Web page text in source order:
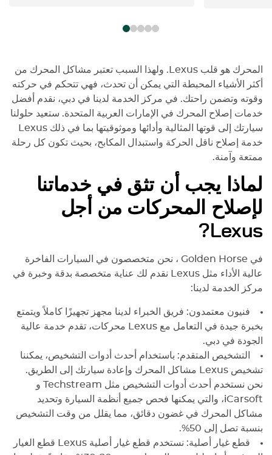
findings. • Staff were transparent,
report. • Honest, reliable, and
genuinely looking out for your
best interests—you can trust
them 100%. • Highly recommend
for anyone who wants peace of
mind before buying or servicing a
high-end vehicle.
المحرك هو قلب Lexus . ولهذا السبب تعتبر مشاكل المحرك من
أكثر الأشياء المحبطة التي يمكن أن تحدث، فهي تتحكم في حركته
وقوته وتضمن راحتك. في مركز الخدمة لدينا في دبي، نقدم أفضل
خدمات إصلاح المحرك في الإمارات العربية المتحدة. ستعيد حلولنا
سيارتك إلى قوتها المثالية وأدائها وموثوقيتها بما في ذلك Lexus
خدمة إصلاح ناقل الحركة واستبدال المكابح، بحيث تكون كل رحلة
ممتعة وآمنة.
لماذا يجب أن تثق في خدماتنا
لإصلاح المحركات من أجل
Lexus
?
في Golden Horse ، نحن متخصصون في السيارات الفاخرة
عالية الأداء مثل Lexus نقدم لك عناية متخصصة بدقة وخبرة في
مركز الخدمة لدينا:
فنيون معتمدون: فريق الخبراء لدينا مجهز تجهيزًا كاملاً ويتمتع
بخبرة جيدة في التعامل مع Lexus محركات، تقدم خدمة عالية
الجودة في دبي.
التشخيص المتقدم: باستخدام أحدث أدوات التشخيص، يمكننا
تشخيص Lexus مشاكل المحرك وإعادة سيارتك إلى الطريق.
نحن نستخدم أحدث أدوات التشخيص مثل Techstream و
iCarsoft، والتي يمكنها فحص جميع أنظمة السيارة وتحديد
مشاكل المحرك في غضون دقائق، مما يقلل من وقت التشخيص
بنسبة تصل إلى 50%.
قطع غيار أصلية: نستخدم قطع غيار أصلية Lexus قطع الغيار